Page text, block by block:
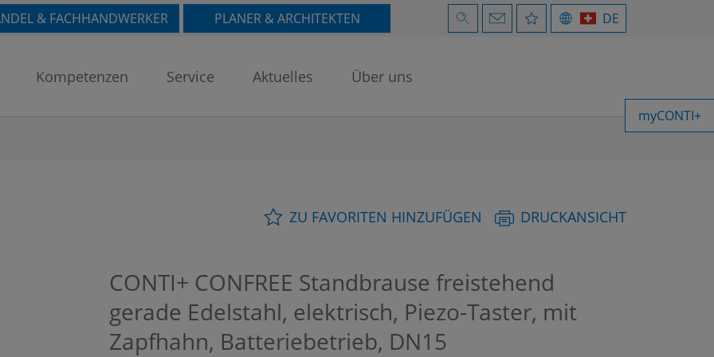
& FACHHANDWERKER PLANER & ARCHITEKTEN DE
Kompetenzen Service Aktuelles Über uns
myCONTI+
ZU FAVORITEN HINZUFÜGEN DRUCKANSICHT
CONTI+ CONFREE Standbrause freistehend
gerade Edelstahl, elektrisch, Piezo-Taster, mit
Zapfhahn, Batteriebetrieb, DN15